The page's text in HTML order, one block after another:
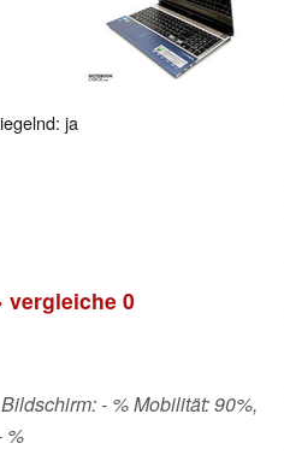
ja
vergleiche 0
- % Mobilität: 90%,
%